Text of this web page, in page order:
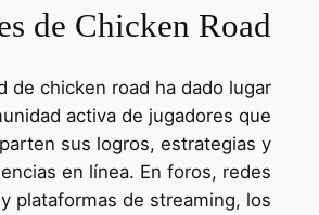
de Chicken Road
de chicken road ha dado lugar
activa de jugadores que
sus logros, estrategias y
en línea. En foros, redes
plataformas de streaming, los